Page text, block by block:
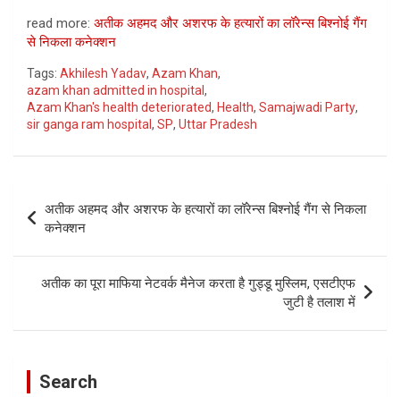
read more: अतीक अहमद और अशरफ के हत्यारों का लॉरेन्स बिश्नोई गैंग
से निकला कनेक्शन
Tags: Akhilesh Yadav, Azam Khan,
azam khan admitted in hospital ,
Azam Khan's health deteriorated, Health, Samajwadi Party,
sir ganga ram hospital , SP, Uttar Pradesh
navigation
अतीक अहमद और अशरफ के हत्यारों का लॉरेन्स बिश्नोई गैंग से निकला
कनेक्शन
अतीक का पूरा माफिया नेटवर्क मैनेज करता है गुड्डू मुस्लिम, एसटीएफ
जुटी है तलाश में
Search